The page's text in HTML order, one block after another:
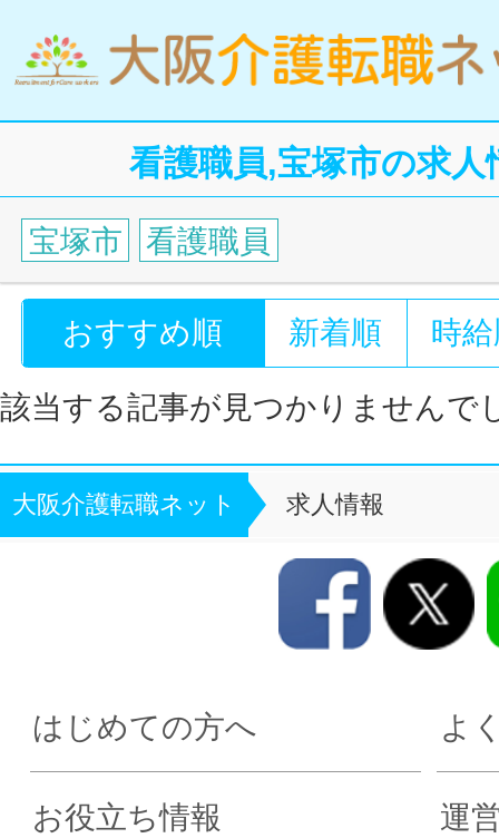
看護職員,宝塚市の求人
宝塚市 看護職員
おすすめ順 新着順 時
該当する記事が見つかりませんで
大阪介護転職ネット 求人情報
はじめての方へ よ
お役立ち情報 運